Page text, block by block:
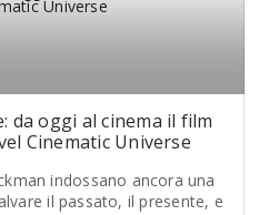
da oggi al cinema il film
Cinematic Universe
indossano ancora una
il passato, il presente, e